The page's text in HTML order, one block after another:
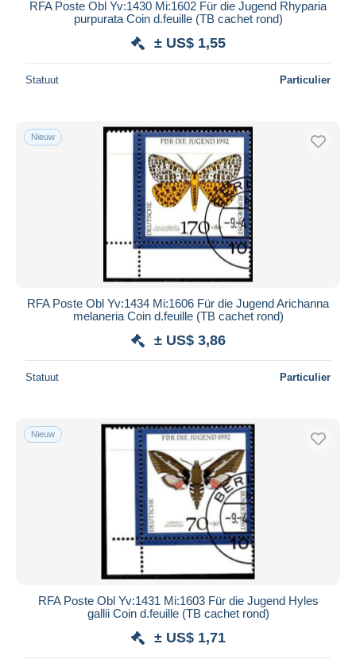
RFA Poste Obl Yv:1430 Mi:1602 Für die Jugend Rhyparia
purpurata Coin d.feuille (TB cachet rond)
± US$ 1,55
Statuut Particulier
Nieuw
RFA Poste Obl Yv:1434 Mi:1606 Für die Jugend Arichanna
melaneria Coin d.feuille (TB cachet rond)
± US$ 3,86
Statuut Particulier
Nieuw
RFA Poste Obl Yv:1431 Mi:1603 Für die Jugend Hyles
gallii Coin d.feuille (TB cachet rond)
± US$ 1,71